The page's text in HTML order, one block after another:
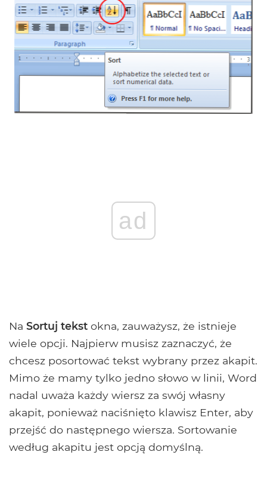
ad
Na Sortuj tekst okna, zauważysz, że istnieje
wiele opcji. Najpierw musisz zaznaczyć, że
chcesz posortować tekst wybrany przez akapit.
Mimo że mamy tylko jedno słowo w linii, Word
nadal uważa każdy wiersz za swój własny
akapit, ponieważ naciśnięto klawisz Enter, aby
przejść do następnego wiersza. Sortowanie
według akapitu jest opcją domyślną.